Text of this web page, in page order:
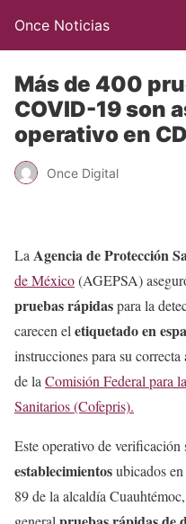
Once Noticias
Más de 400
COVID-19 son
operativo en
Once Digital
La Agencia de Protección
de México(AGEPSA)
pruebas rápidaspara la
carecen el etiquetado en
instrucciones para su
de la Comisión Federal para
Sanitarios (Cofepris).
Este operativo de verificación
establecimientosubicados
89 de la alcaldía